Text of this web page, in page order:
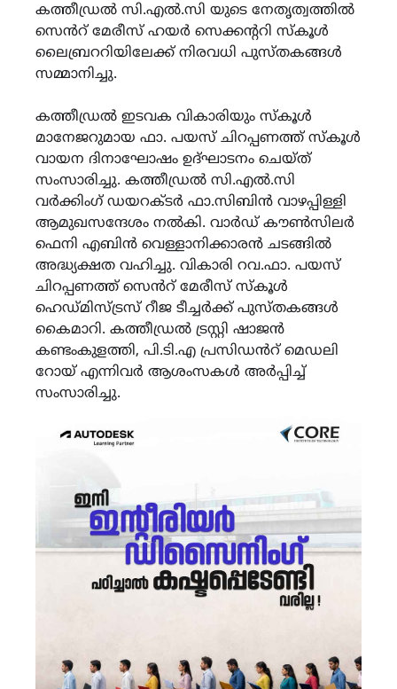
കത്തീഡ്രൽ സി.എൽ.സി യുടെ നേതൃത്വത്തിൽ
സെൻറ് മേരീസ് ഹയർ സെക്കൻ്ററി സ്കൂൾ
ലൈബ്രററിയിലേക്ക് നിരവധി പുസ്തകങ്ങൾ
സമ്മാനിച്ചു.
കത്തീഡ്രൽ ഇടവക വികാരിയും സ്കൂൾ
മാനേജറുമായ ഫാ. പയസ് ചിറപ്പണത്ത് സ്കൂൾ
വായന ദിനാഘോഷം ഉദ്ഘാടനം ചെയ്ത്
സംസാരിച്ചു. കത്തീഡ്രൽ സി.എൽ.സി
വർക്കിംഗ് ഡയറക്ടർ ഫാ.സിബിൻ വാഴപ്പിള്ളി
ആമുഖസന്ദേശം നൽകി. വാർഡ് കൗൺസിലർ
ഫെനി എബിൻ വെള്ളാനിക്കാരൻ ചടങ്ങിൽ
അദ്ധ്യക്ഷത വഹിച്ചു. വികാരി റവ.ഫാ. പയസ്
ചിറപ്പണത്ത് സെൻറ് മേരീസ് സ്‌കൂൾ
ഹെഡ്മിസ്ട്രസ് റീജ ടീച്ചർക്ക് പുസ്തകങ്ങൾ
കൈമാറി. കത്തീഡ്രൽ ട്രസ്റ്റി ഷാജൻ
കണ്ടംകുളത്തി, പി.ടി.എ പ്രസിഡൻറ് മെഡലി
റോയ് എന്നിവർ ആശംസകൾ അർപ്പിച്ച്
സംസാരിച്ചു.